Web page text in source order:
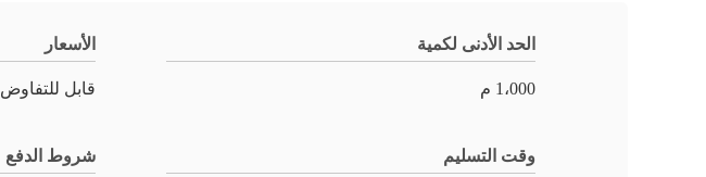
الحد الأدنى لكمية
1،000 م
الأسعار
قابل للتفاوض
وقت التسليم شروط الدفع